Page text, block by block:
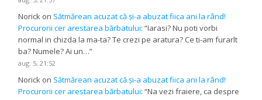
Norick on Sătmărean acuzat că și-a abuzat fiica ani la rând!
Procurorii cer arestarea bărbatului: “Iarasi? Nu poti vorbi
normal in chizda la ma-ta? Te crezi pe aratura? Ce ti-am furarlt
ba? Numele? Ai un…”
aug. 5, 21:52
Norick on Sătmărean acuzat că și-a abuzat fiica ani la rând!
Procurorii cer arestarea bărbatului: “Na vezi fraiere, ca despre